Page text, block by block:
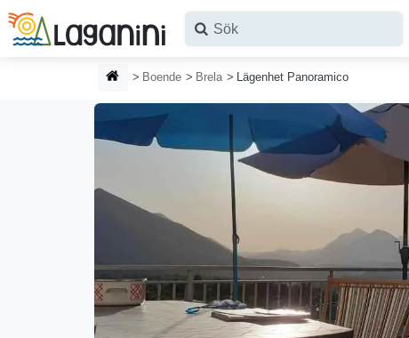
Hoppa till huvudinnehållet
HEMSIDA
Boende Brela Lägenhet Panoramico